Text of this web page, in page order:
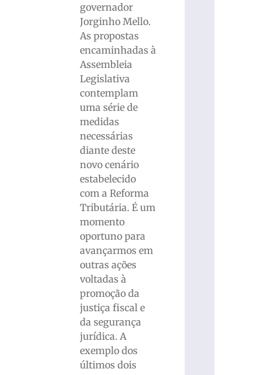
governador
Jorginho Mello.
As propostas
encaminhadas à
Assembleia
Legislativa
contemplam
uma série de
medidas
necessárias
diante deste
novo cenário
estabelecido
com a Reforma
Tributária. É um
momento
oportuno para
avançarmos em
outras ações
voltadas à
promoção da
justiça fiscal e
da segurança
jurídica. A
exemplo dos
últimos dois